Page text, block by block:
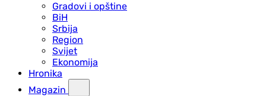
Gradovi i opštine
BiH
Srbija
Region
Svijet
Ekonomija
Hronika
Magazin